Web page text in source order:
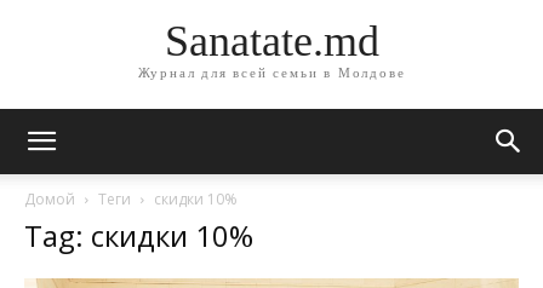
Sanatate.md
Журнал для всей семьи в Молдове
Домой Теги скидки 10%
Tag: скидки 10%